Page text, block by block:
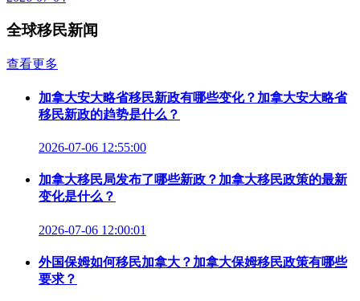
全球移民新闻
查看更多
加拿大安大略省移民新政有哪些变化？加拿大安大略省
移民新政的趋势是什么？
2026-07-06 12:55:00
加拿大移民局发布了哪些新政？加拿大移民政策的最新
变化是什么？
2026-07-06 12:00:01
外国保姆如何移民加拿大？加拿大保姆移民政策有哪些
要求？